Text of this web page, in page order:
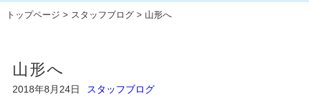
トップページ > スタッフブログ> 山形へ
山形へ
2018年8月24日 スタッフブログ